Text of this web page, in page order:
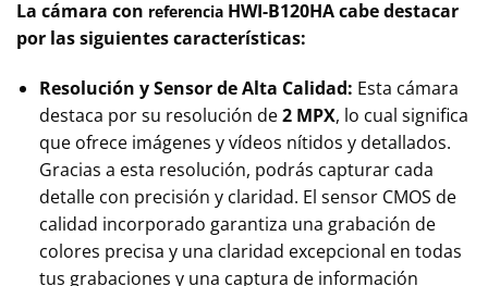
La cámara con referencia HWI-B120HA cabe destacar
por las siguientes características:
Resolución y Sensor de Alta Calidad: Esta cámara
destaca por su resolución de2 MPX, lo cual significa
que ofrece imágenes y vídeos nítidos y detallados.
Gracias a esta resolución, podrás capturar cada
detalle con precisión y claridad. El sensor CMOS de
calidad incorporado garantiza una grabación de
colores precisa y una claridad excepcional en todas
tus grabaciones y una captura de información